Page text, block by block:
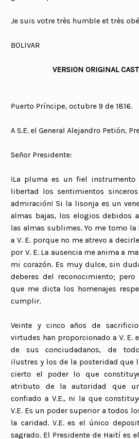
Je suis votre très humble et très
BOLIVAR
VERSION ORIGINAL
Puerto Príncipe, octubre 9 de 1816.
A S.E. el General Alejandro Petión,
Señor Presidente:
¡La pluma es un fiel
libertad los sentimientos
admiración! Si la lisonja es un
almas bajas, los elogios debidos
las almas sublimes. Yo me tomo
a V. E. porque no me atrevo a
por V. E. La ausencia me anima a
mi corazón. Es muy dulce, sin
deberes del reconocimiento;
que me dicta los homenajes
cumplir.
Veinte y cinco años de
virtudes han proporcionado a V. E.
de sus conciudadanos, de
ilustres y los de la posteridad que
cierto el poder lo que
atributo de la autoridad que
confiado a V.E., ni la que
V.E. Es un poder superior a todos
la caridad. V.E. es el único
sagrado. El Presidente de Haití es